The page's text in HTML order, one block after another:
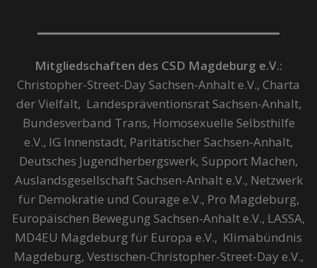
Mitgliedschaften des CSD Magdeburg e.V.:
Christopher-Street-Day Sachsen-Anhalt e.V., Charta
der Vielfalt, Landespräventionsrat Sachsen-Anhalt,
Bundesverband Trans, Homosexuelle Selbsthilfe
e.V., IG Innenstadt, Paritätischer Sachsen-Anhalt,
Deutsches Jugendherbergswerk, Support Machen,
Auslandsgesellschaft Sachsen-Anhalt e.V., Netzwerk
für Demokratie und Courage e.V., Pro Magdeburg,
Europäischen Bewegung Sachsen-Anhalt e.V., LASSA,
MD4EU Magdeburg für Europa e.V., Klimabündnis
Magdeburg, Vestischen-Christopher-Street-Day e.V.,